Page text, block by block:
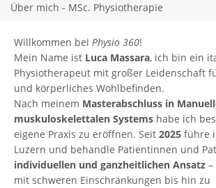
Über mich - MSc. Physiotherapie
Willkommen bei Physio 360!
Mein Name ist Luca Massara, ich bin ein
Physiotherapeut mit großer Leidenschaft
und körperliches Wohlbefinden.
Nach meinem Masterabschluss in
muskuloskelettalen Systemshabe ich
eigene Praxis zu eröffnen. Seit 2025führe
Luzern und behandle Patientinnen und
individuellen und ganzheitlichen Ansatz–
mit schweren Einschränkungen bis hin zu